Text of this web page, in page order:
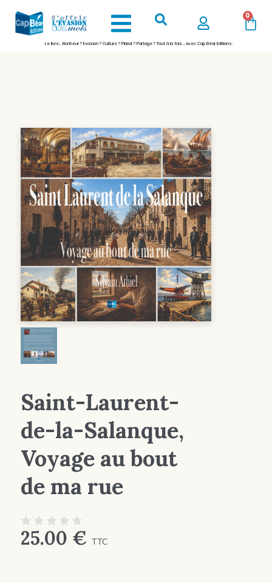
0
Le livre… Bonheur ? Evasion ? Culture ? Plaisir ? Partage ? Tout à la fois… avec Cap Béar Editions.
Saint-Laurent-
de-la-Salanque,
Voyage au bout
de ma rue
25.00 € TTC